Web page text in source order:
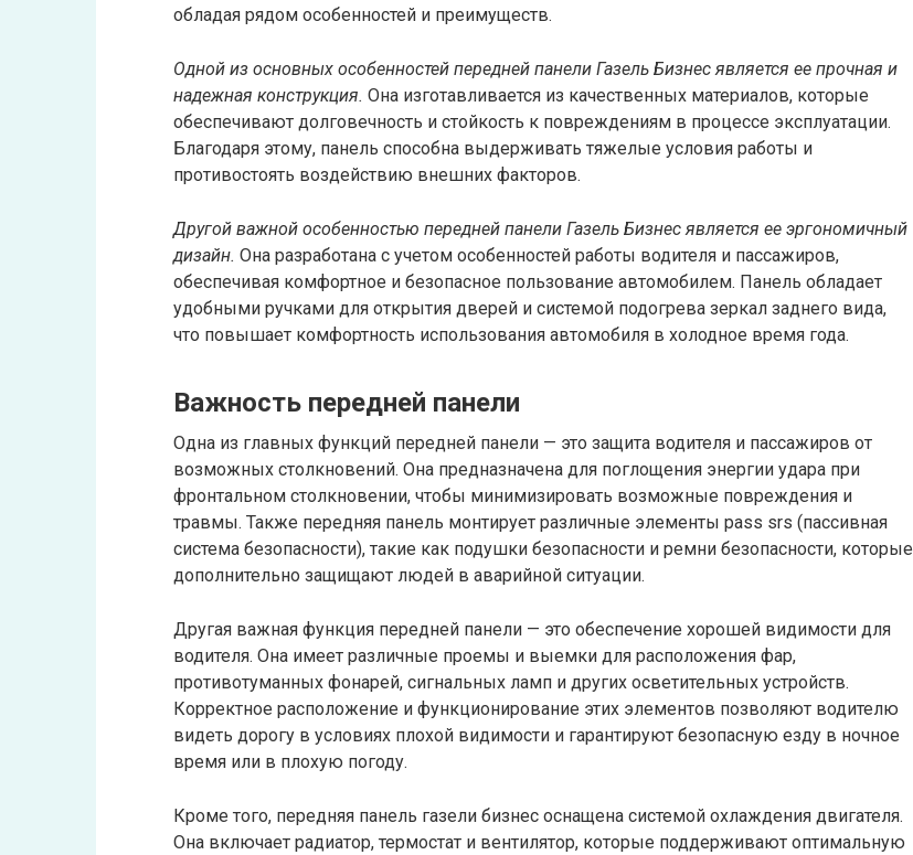
обладая рядом особенностей и преимуществ.
Одной из основных особенностей передней панели Газель Бизнес является ее прочная и
надежная конструкция. Она изготавливается из качественных материалов, которые
обеспечивают долговечность и стойкость к повреждениям в процессе эксплуатации.
Благодаря этому, панель способна выдерживать тяжелые условия работы и
противостоять воздействию внешних факторов.
Другой важной особенностью передней панели Газель Бизнес является ее эргономичный
дизайн. Она разработана с учетом особенностей работы водителя и пассажиров,
обеспечивая комфортное и безопасное пользование автомобилем. Панель обладает
удобными ручками для открытия дверей и системой подогрева зеркал заднего вида,
что повышает комфортность использования автомобиля в холодное время года.
Важность передней панели
Одна из главных функций передней панели — это защита водителя и пассажиров от
возможных столкновений. Она предназначена для поглощения энергии удара при
фронтальном столкновении, чтобы минимизировать возможные повреждения и
травмы. Также передняя панель монтирует различные элементы pass srs (пассивная
система безопасности), такие как подушки безопасности и ремни безопасности, которые
дополнительно защищают людей в аварийной ситуации.
Другая важная функция передней панели — это обеспечение хорошей видимости для
водителя. Она имеет различные проемы и выемки для расположения фар,
противотуманных фонарей, сигнальных ламп и других осветительных устройств.
Корректное расположение и функционирование этих элементов позволяют водителю
видеть дорогу в условиях плохой видимости и гарантируют безопасную езду в ночное
время или в плохую погоду.
Кроме того, передняя панель газели бизнес оснащена системой охлаждения двигателя.
Она включает радиатор, термостат и вентилятор, которые поддерживают оптимальную